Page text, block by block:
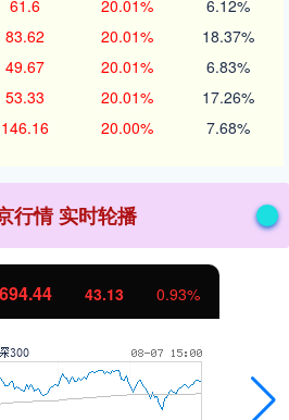
61.6 20.01% 6.12%
83.62 20.01% 18.37%
49.67 20.01% 6.83%
53.33 20.01% 17.26%
146.16 20.00% 7.68%
行情 实时轮播
11.37 1.01%